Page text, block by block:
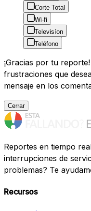
Corte Total
Wi-fi
Televisíon
Teléfono
¡Gracias por tu
frustraciones que
mensaje en los
Cerrar
Reportes en tiempo
interrupciones de
problemas? Te
Recursos